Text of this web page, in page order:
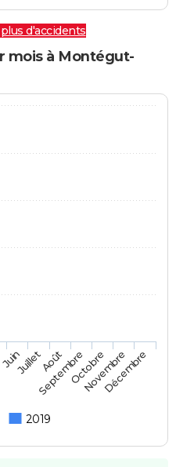
d'accidents
mois à Montégut-
2019
JuinJuilletAoût
SeptembreOctobre
Novembre
Décembre